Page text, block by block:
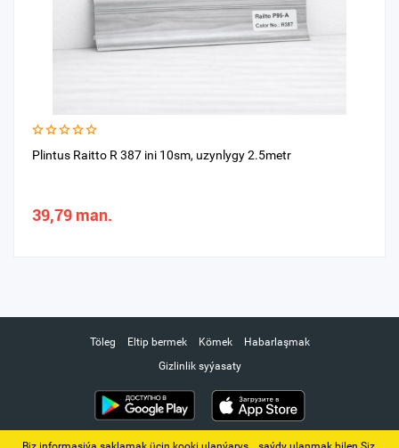
Plintus Raitto R 387 ini 10sm, uzynlygy 2.5metr
39,79 man.
Töleg Eltip bermek Kömek
Habarlaşmak
Gizlinlik syýasaty